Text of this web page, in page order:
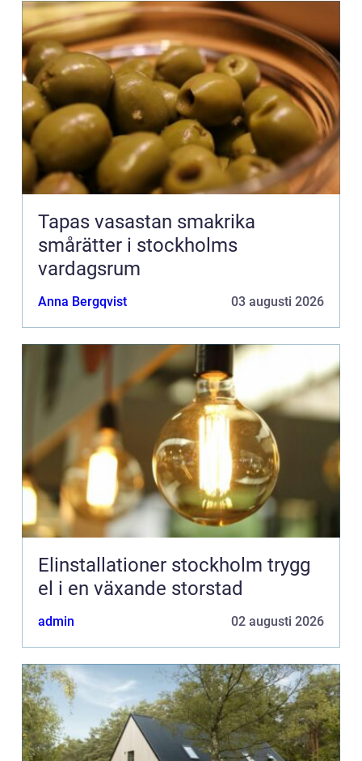
Tapas vasastan smakrika
smårätter i stockholms
vardagsrum
Anna Bergqvist 03 augusti 2026
Elinstallationer stockholm trygg
el i en växande storstad
admin 02 augusti 2026